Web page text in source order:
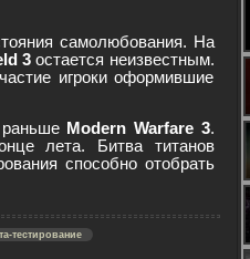
самолюбования. На
3 остается неизвестным.
игроки оформившие
раньше Modern Warfare 3.
лета. Битва титанов
способно отобрать
тестирование